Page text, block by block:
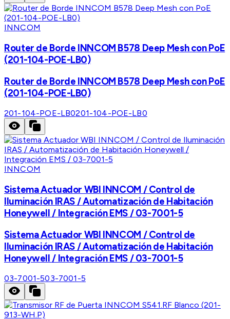
INNCOM
Router de Borde INNCOM B578 Deep Mesh con PoE
(201-104-POE-LB0)
Router de Borde INNCOM B578 Deep Mesh con PoE
(201-104-POE-LB0)
201-104-POE-LB0201-104-POE-LB0
INNCOM
Sistema Actuador WBI INNCOM / Control de
Iluminación IRAS / Automatización de Habitación
Honeywell / Integración EMS / 03-7001-5
Sistema Actuador WBI INNCOM / Control de
Iluminación IRAS / Automatización de Habitación
Honeywell / Integración EMS / 03-7001-5
03-7001-503-7001-5